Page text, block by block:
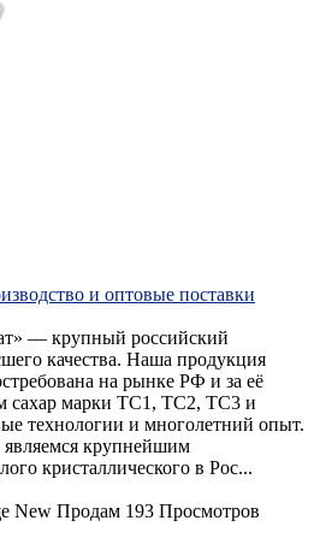
и оптовые поставки
— крупный российский
качества. Наша продукция
на рынке РФ и за её
сахар марки ТС1, ТС2, ТС3 и
технологии и многолетний опыт.
крупнейшим
кристаллического в Рос...
New Продам 193 Просмотров